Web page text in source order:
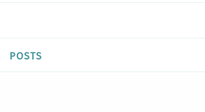
POSTS